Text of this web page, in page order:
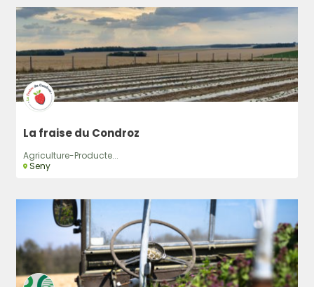
La fraise du Condroz
Agriculture-Producte...
Seny